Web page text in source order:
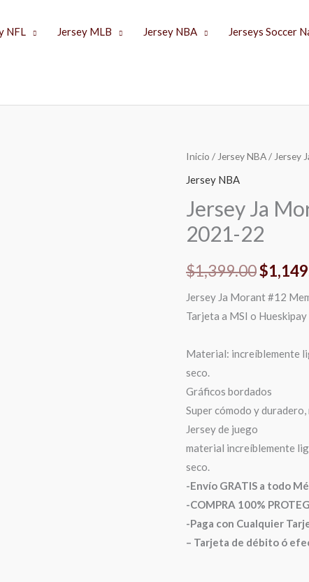
NFL Jersey MLB Jersey NBA Jerseys Soccer
Inicio / Jersey NBA/ Jersey
Jersey NBA
Jersey Ja
2021-22
$1,399.00
El
original
era:
$
Jersey Ja Morant #12
Tarjeta a MSI o Hueskipay
Material: increíblemente
seco.
Gráficos bordados
Super cómodo y
Jersey de juego
material increíblemente
seco.
-Envío GRATIS a todo
-COMPRA 100%
-Paga con Cualquier
– Tarjeta de débito ó
Jersey
Ja
#12
Memphis
2021-
cantidad